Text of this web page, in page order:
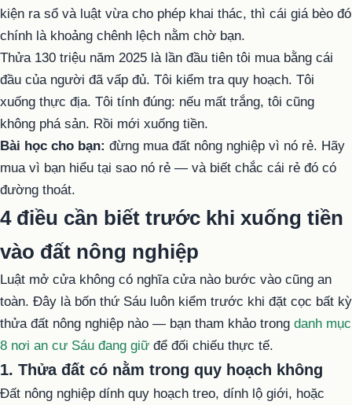
kiện ra sổ và luật vừa cho phép khai thác, thì cái giá bèo đó
chính là khoảng chênh lệch nằm chờ bạn.
Thửa 130 triệu năm 2025 là lần đầu tiên tôi mua bằng cái
đầu của người đã vấp đủ. Tôi kiểm tra quy hoạch. Tôi
xuống thực địa. Tôi tính đúng: nếu mất trắng, tôi cũng
không phá sản. Rồi mới xuống tiền.
Bài học cho bạn: đừng mua đất nông nghiệp vì nó rẻ. Hãy
mua vì bạn hiểu tại sao nó rẻ — và biết chắc cái rẻ đó có
đường thoát.
4 điều cần biết trước khi xuống tiền
vào đất nông nghiệp
Luật mở cửa không có nghĩa cửa nào bước vào cũng an
toàn. Đây là bốn thứ Sáu luôn kiểm trước khi đặt cọc bất kỳ
thửa đất nông nghiệp nào — bạn tham khảo trong danh mục
8 nơi an cư Sáu đang giữ để đối chiếu thực tế.
1. Thửa đất có nằm trong quy hoạch không
Đất nông nghiệp dính quy hoạch treo, dính lộ giới, hoặc